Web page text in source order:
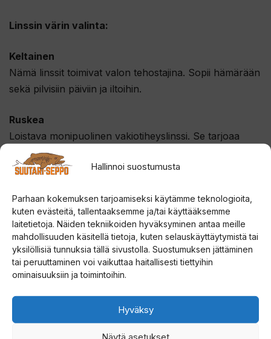
Hallinnoi suostumusta
Parhaan kokemuksen tarjoamiseksi käytämme teknologioita,
kuten evästeitä, tallentaaksemme ja/tai käyttääksemme
laitetietoja. Näiden tekniikoiden hyväksyminen antaa meille
mahdollisuuden käsitellä tietoja, kuten selauskäyttäytymistä tai
yksilöllisiä tunnuksia tällä sivustolla. Suostumuksen jättäminen
tai peruuttaminen voi vaikuttaa haitallisesti tiettyihin
ominaisuuksiin ja toimintoihin.
Hyväksy
Näytä asetukset
Linssin värin valinta:
Keltainen
Nämä linssit toimivat valon tehostajina. Sopii hämärään
sekä pilvisiin päiviin ja iltoihin.
Ruskea
Loistava monipuolinen vakiotiheyslinssi. Se tarjoaa
parhaan yhdistelmän todelliseen värinsiirtoon ja
kontrastiin. Optimaalinen suorituskyky saavutetaan
Amber
Amber linssit on tarkoitettu heikkoon valaistukseen, ne
saavat ympäristön näyttämään kirkkaammalta.
Meripihkan sävy estää myös sinistä valoa.